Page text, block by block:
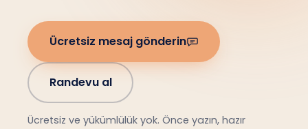
Ücretsiz mesaj gönderin
Randevu al
Ücretsiz ve yükümlülük yok. Önce yazın, hazır